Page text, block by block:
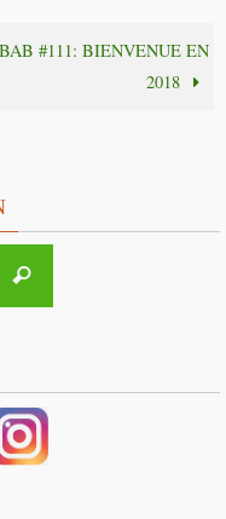
#111: BIENVENUE EN
2018
Recherche